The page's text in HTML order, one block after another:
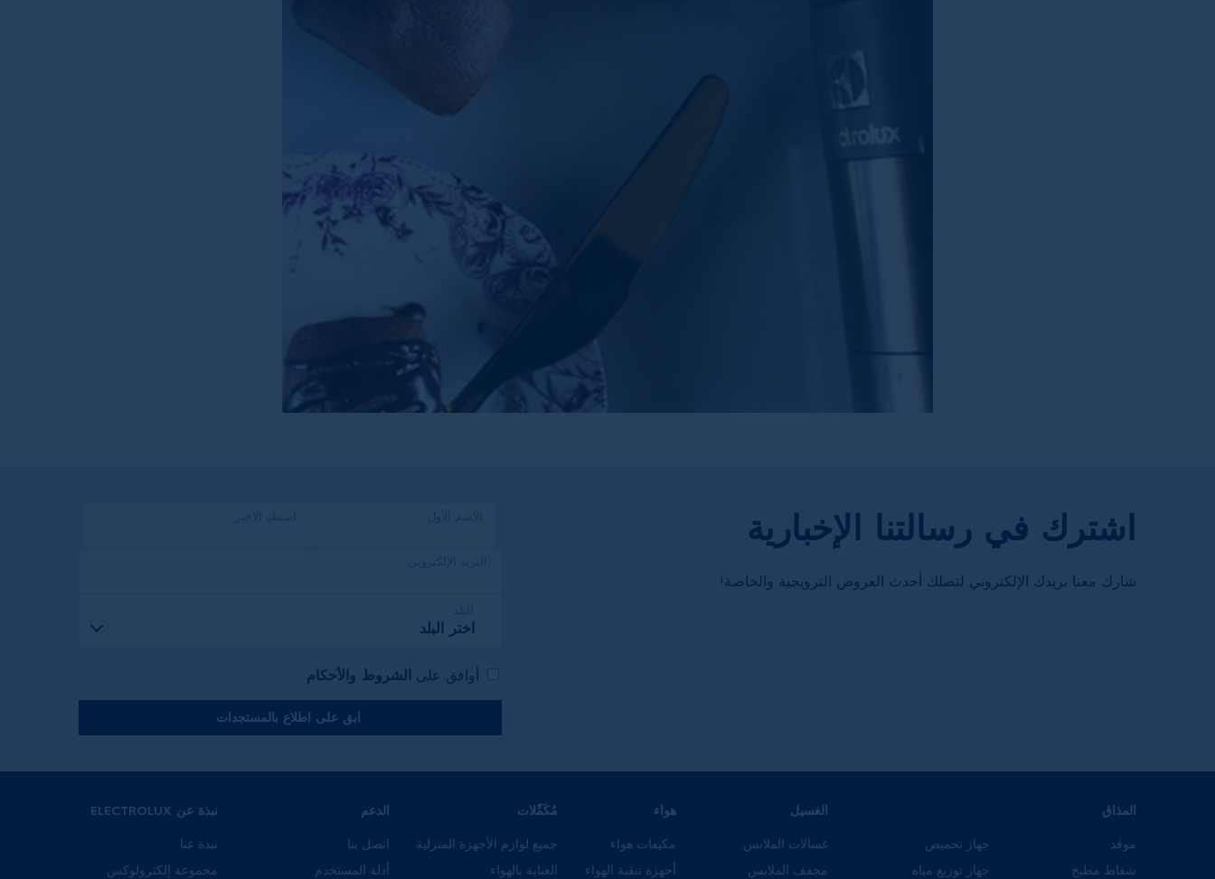
اشترك في رسالتنا الإخبارية
شارك معنا بريدك الإلكتروني لتصلك أحدث العروض الترويجية والخاصة!
اختر البلد
أوافق على الشروط والأحكام
ابق على اطلاع بالمستجدات
المذاق
موقد
شفاط مطبخ
جهاز تحميص
جهاز توزيع مياه
الغسيل
غسالات الملابس
مجفف الملابس
هواء
مكيفات هواء
أجهزة تنقية الهواء
مُكَمِّلات
جميع لوازم الأجهزة المنزلية
العناية بالهواء
الدعم
اتصل بنا
أدلة المستخدم
نبذة عن ELECTROLUX
نبذة عنا
مجموعة إلكترولوكس